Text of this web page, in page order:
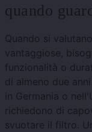
quando
Quando si
vantaggiose,
funzionalità o
di almeno due
in Germania o
richiedono di
svuotare il filtro.